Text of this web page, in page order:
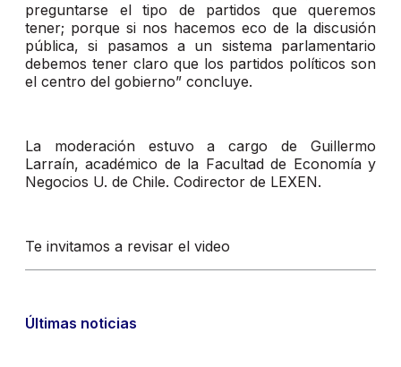
preguntarse el tipo de partidos que queremos
tener; porque si nos hacemos eco de la discusión
pública, si pasamos a un sistema parlamentario
debemos tener claro que los partidos políticos son
el centro del gobierno” concluye.
La moderación estuvo a cargo de Guillermo
Larraín, académico de la Facultad de Economía y
Negocios U. de Chile. Codirector de LEXEN.
Te invitamos a revisar el video
Últimas noticias